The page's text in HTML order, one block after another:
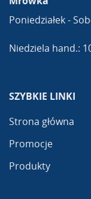
Poniedziałek -
Niedziela hand.:
SZYBKIE LINKI
Strona główna
Promocje
Produkty